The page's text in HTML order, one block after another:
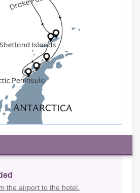
the airport to the hotel.